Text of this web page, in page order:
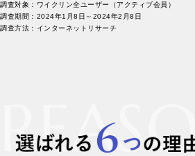
調査対象：ワイクリン全ユーザー（アクティブ会員）
調査期間：2024年1月8日～2024年2月8日
調査方法：インターネットリサーチ